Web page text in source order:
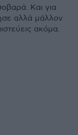
Και για
αλλά μάλλον
ακόμα.